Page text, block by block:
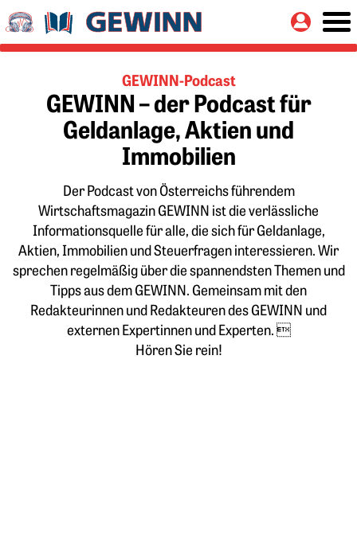
Springe zu:
GEWINN-Podcast
GEWINN – der Podcast für
Geldanlage, Aktien und
Immobilien
Der Podcast von Österreichs führendem
Wirtschaftsmagazin GEWINN ist die verlässliche
Informationsquelle für alle, die sich für Geldanlage,
Aktien, Immobilien und Steuerfragen interessieren. Wir
sprechen regelmäßig über die spannendsten Themen und
Tipps aus dem GEWINN. Gemeinsam mit den
Redakteurinnen und Redakteuren des GEWINN und
externen Expertinnen und Experten. 
Hören Sie rein!